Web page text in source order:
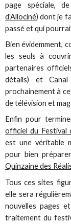
page spéciale,
d'Allociné) dont je
passé et qui
Bien évidemment,
les seuls à
partenaires
détails) et
prochainement à
de télévision et
Enfin pour
officiel du Festival
est une véritable
pour bien
Quinzaine des
Tous ces sites
elle sera
nouvelles pages
traitement du